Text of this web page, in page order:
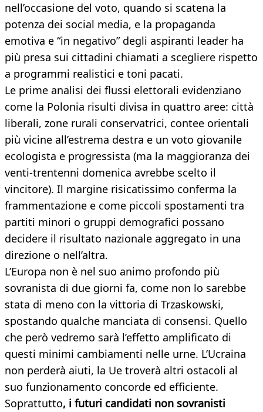
nell’occasione del voto, quando si scatena la
potenza dei social media, e la propaganda
emotiva e “in negativo” degli aspiranti leader ha
più presa sui cittadini chiamati a scegliere rispetto
a programmi realistici e toni pacati.
Le prime analisi dei flussi elettorali evidenziano
come la Polonia risulti divisa in quattro aree: città
liberali, zone rurali conservatrici, contee orientali
più vicine all’estrema destra e un voto giovanile
ecologista e progressista (ma la maggioranza dei
venti-trentenni domenica avrebbe scelto il
vincitore). Il margine risicatissimo conferma la
frammentazione e come piccoli spostamenti tra
partiti minori o gruppi demografici possano
decidere il risultato nazionale aggregato in una
direzione o nell’altra.
L’Europa non è nel suo animo profondo più
sovranista di due giorni fa, come non lo sarebbe
stata di meno con la vittoria di Trzaskowski,
spostando qualche manciata di consensi. Quello
che però vedremo sarà l’effetto amplificato di
questi minimi cambiamenti nelle urne. L’Ucraina
non perderà aiuti, la Ue troverà altri ostacoli al
suo funzionamento concorde ed efficiente.
Soprattutto, i futuri candidati non sovranisti